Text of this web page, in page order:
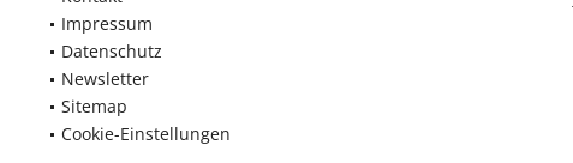
Impressum
Datenschutz
Newsletter
Sitemap
Cookie-Einstellungen